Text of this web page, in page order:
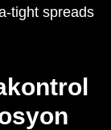
tight spreads